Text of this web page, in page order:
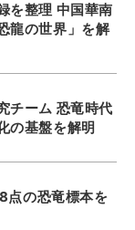
を整理 中国華南
龍の世界」を解
チーム 恐竜時代
の基盤を解明
点の恐竜標本を